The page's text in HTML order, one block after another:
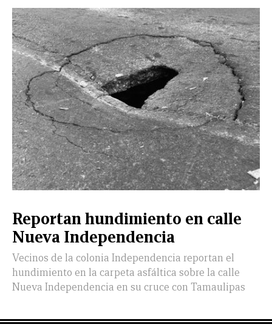
Reportan hundimiento en calle
Nueva Independencia
Vecinos de la colonia Independencia reportan el
hundimiento en la carpeta asfáltica sobre la calle
Nueva Independencia en su cruce con Tamaulipas